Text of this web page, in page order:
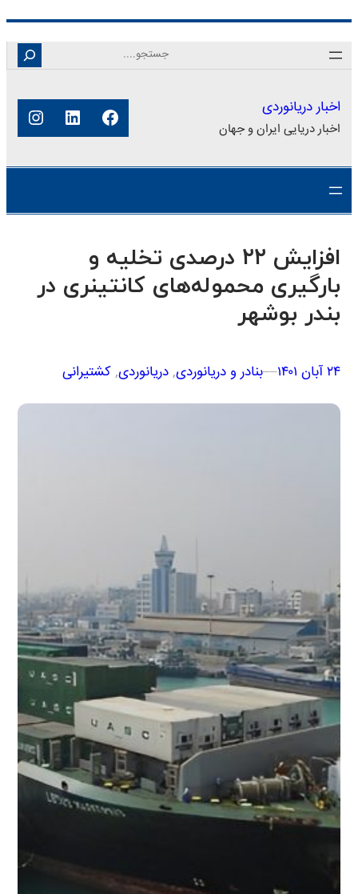
محتوا
Search
اخبار دریانوردی
اخبار دریایی ایران و جهان فیس‌بوکلینکداین
افزایش ۲۲ درصدی تخلیه و
بارگیری محموله‌های کانتینری در
بندر بوشهر
۲۴ آبان ۱۴۰۱ –
–بنادر و دریانوردی, دریانوردی, کشتیرانی